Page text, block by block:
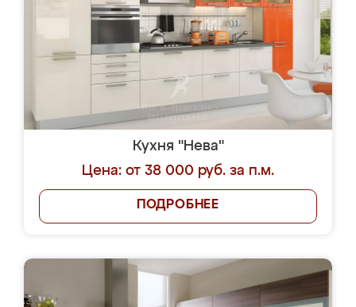
Кухня "Нева"
Цена: от 38 000 руб. за п.м.
ПОДРОБНЕЕ